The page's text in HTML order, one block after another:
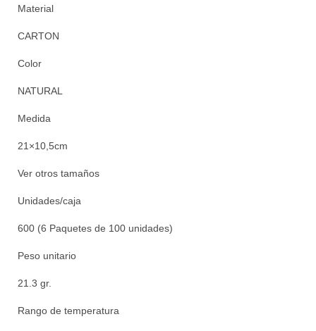
Material
CARTON
Color
NATURAL
Medida
21×10,5cm
Ver otros tamaños
Unidades/caja
600 (6 Paquetes de 100 unidades)
Peso unitario
21.3 gr.
Rango de temperatura